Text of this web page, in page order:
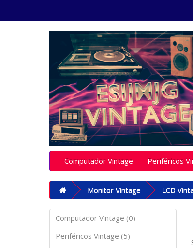
Computador Vintage Periféricos
Monitor Vintage LCD
Computador Vintage (0)
Periféricos Vintage (5)